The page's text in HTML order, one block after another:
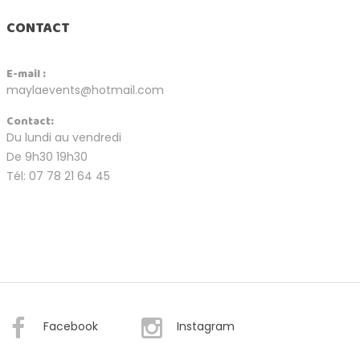
CONTACT
E-mail :
maylaevents@hotmail.com
Contact:
Du lundi au vendredi
De 9h30 19h30
Tél: 07 78 21 64 45
Facebook Instagram